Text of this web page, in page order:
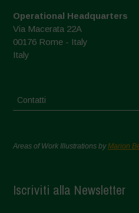
Operational Headquarters
Via Macerata 22A
00176 Rome - Italy
Italy
Contatti
Areas of Work Illustrations byMarion
Iscriviti alla Newsletter